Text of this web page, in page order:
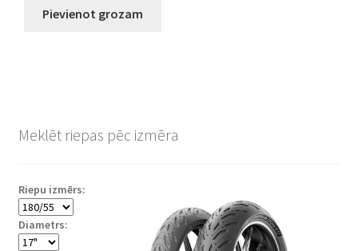
Pievienot grozam
Meklēt riepas pēc izmēra
Riepu izmērs:
Diametrs: